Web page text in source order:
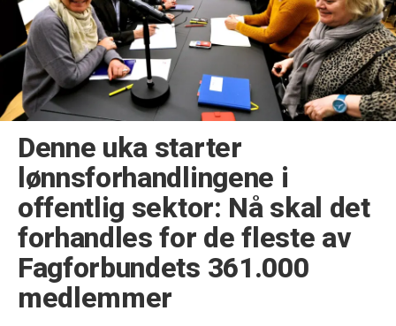
Denne uka starter
lønnsforhandlingene i
offentlig sektor: Nå skal det
forhandles for de fleste av
Fagforbundets 361.000
medlemmer